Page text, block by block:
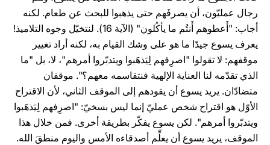
رجال عمليّون، أن يصرفَهم حتى يذهبوا للبحث عن طعام. لكنه
أجاب: "أَعطوهم أَنتُم ما يأكُلون" (الآية 16). لنتخيّل وجوه التلاميذ!
يعرف يسوع جيدًا ما هو على وشك القيام به، لكنه أراد تغيير
موقفهم: لا تقولوا "اصرِفهم لِيَذهَبوا ويتدبّروا أمرهم"، لا، بل "ما
الذي تقدّمه لنا العناية الإلهية فنتقاسمه معهم؟". موقفان
متضادّان. يريد يسوع أن يقودهم إلى الموقف الثاني، لأن الاقتراح
الأوّل هو اقتراح شخص عمليّ إنما ليس بسخيّ: "اصرِفهم لِيَذهَبوا
ويتدبّروا أمرهم". لكن يسوع يفكّر بطريقة أخرى. فمن خلال هذا
الموقف، يريد يسوع أن يعلِّم أصدقاءه الأمس واليوم منطقَ الله.